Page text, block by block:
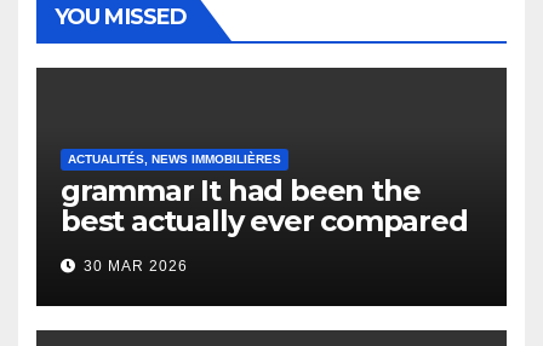
YOU MISSED
ACTUALITÉS, NEWS IMMOBILIÈRES
grammar It had been the
best actually ever compared
to it’s the top actually?
English Vocabulary Learners
Heap Change
30 MAR 2026